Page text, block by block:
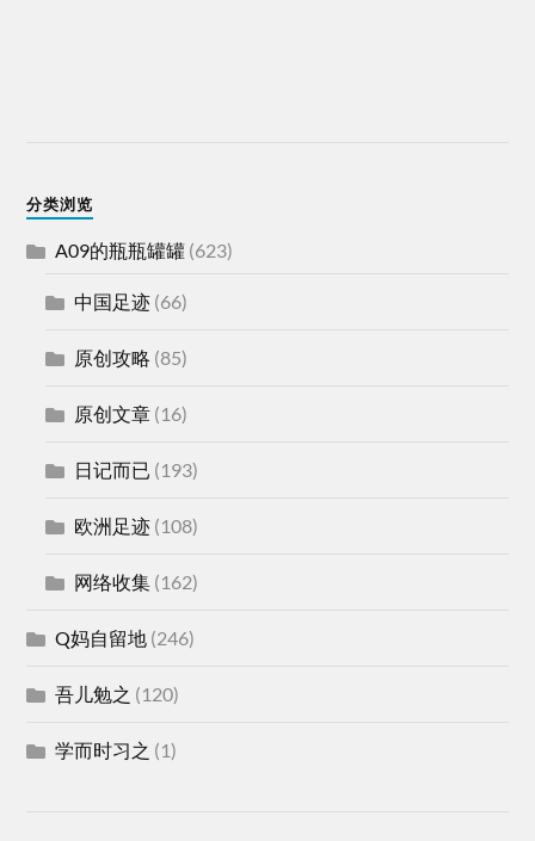
分类浏览
A09的瓶瓶罐罐 (623)
中国足迹 (66)
原创攻略 (85)
原创文章 (16)
日记而已 (193)
欧洲足迹 (108)
网络收集 (162)
Q妈自留地 (246)
吾儿勉之 (120)
学而时习之 (1)